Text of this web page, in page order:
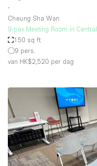
∙
Cheung Sha Wan
9-pax Meeting Room in Central
150 sq ft
9 pers.
van HK$2,520 per dag